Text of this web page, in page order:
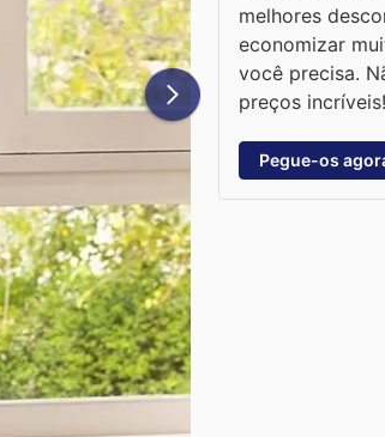
melhores
economizar
você precisa.
preços incríveis!
Pegue-os